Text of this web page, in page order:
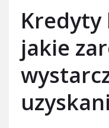
Kredyty
jakie